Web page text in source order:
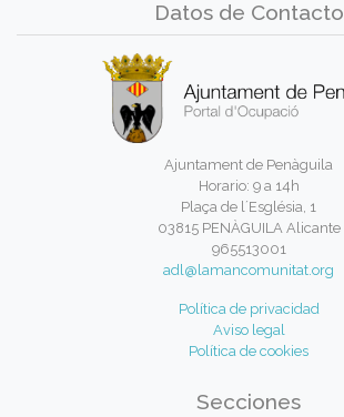
Datos de Contacto
Ajuntament de Penàguila
Horario: 9 a 14h
Plaça de l´Església, 1
03815 PENÀGUILA Alicante
965513001
adl@lamancomunitat.org
Política de privacidad
Aviso legal
Política de cookies
Secciones